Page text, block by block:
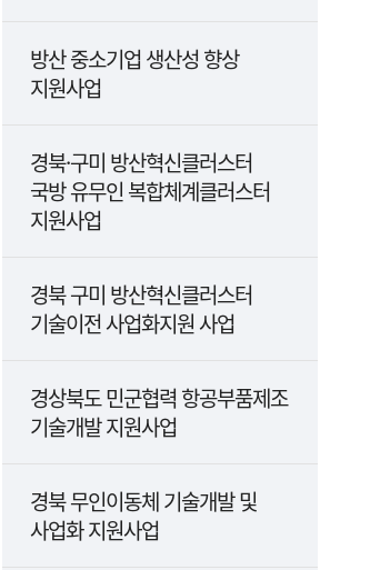
방산 중소기업 생산성 향상
지원사업
경북·구미 방산혁신클러스터
국방 유무인 복합체계클러스터
지원사업
경북 구미 방산혁신클러스터
기술이전 사업화지원 사업
경상북도 민군협력 항공부품제조
기술개발 지원사업
경북 무인이동체 기술개발 및
사업화 지원사업